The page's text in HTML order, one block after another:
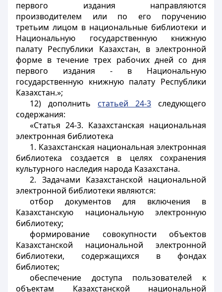
первого издания направляются
производителем или по его поручению
третьим лицом в национальные библиотеки и
Национальную государственную книжную
палату Республики Казахстан, в электронной
форме в течение трех рабочих дней со дня
первого издания - в Национальную
государственную книжную палату Республики
Казахстан.»;
12) дополнить статьей 24-3 следующего
содержания:
«Статья 24-3. Казахстанская национальная
электронная библиотека
1. Казахстанская национальная электронная
библиотека создается в целях сохранения
культурного наследия народа Казахстана.
2. Задачами Казахстанской национальной
электронной библиотеки являются:
отбор документов для включения в
Казахстанскую национальную электронную
библиотеку;
формирование совокупности объектов
Казахстанской национальной электронной
библиотеки, содержащихся в фондах
библиотек;
обеспечение доступа пользователей к
объектам Казахстанской национальной